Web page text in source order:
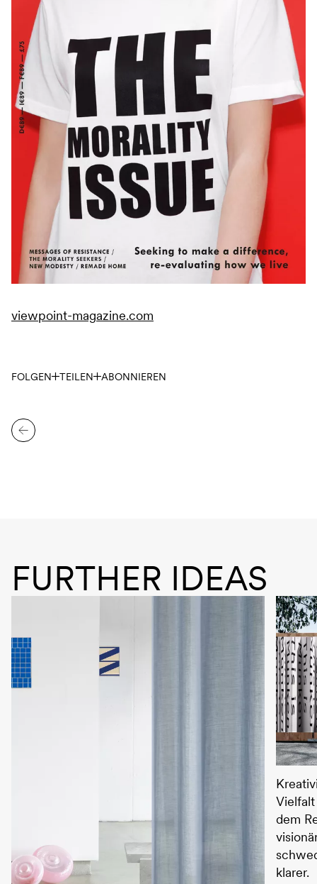
viewpoint-magazine.com
FOLGEN TEILEN ABONNIEREN
FURTHER IDEAS
dem
klarer.